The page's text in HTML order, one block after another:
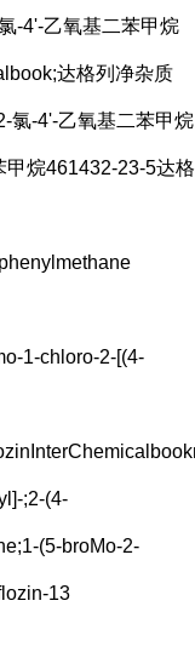
-4'-乙氧基二苯甲烷
达格列净杂质
氯-4'-乙氧基二苯甲烷
甲烷461432-23-5达格
1-chloro-2-[(4-
;2-(4-
(5-broMo-2-
13